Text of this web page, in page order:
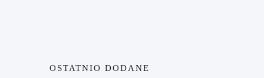
OSTATNIO DODANE